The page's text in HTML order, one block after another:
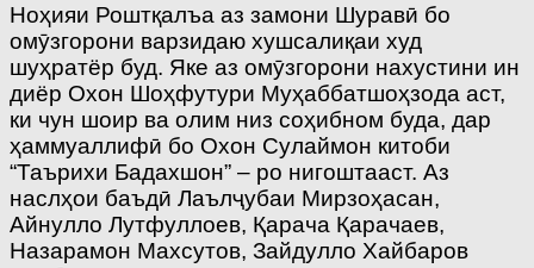
Ноҳияи Роштқалъа аз замони Шуравӣ бо
омӯзгорони варзидаю хушсалиқаи худ
шуҳратёр буд. Яке аз омӯзгорони нахустини ин
диёр Охон Шоҳфутури Муҳаббатшоҳзода аст,
ки чун шоир ва олим низ соҳибном буда, дар
ҳаммуаллифӣ бо Охон Сулаймон китоби
“Таърихи Бадахшон” – ро нигоштааст. Аз
наслҳои баъдӣ Лаълҷубаи Мирзоҳасан,
Айнулло Лутфуллоев, Қарача Қарачаев,
Назарамон Махсутов, Зайдулло Хайбаров